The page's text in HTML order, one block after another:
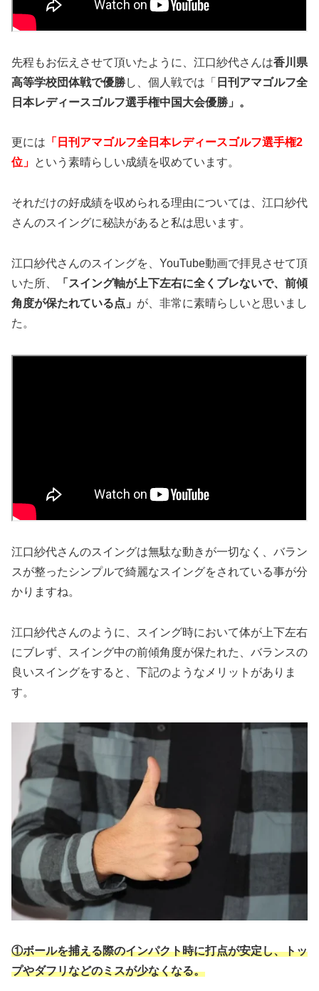
先程もお伝えさせて頂いたように、江口紗代さんは香川県
高等学校団体戦で優勝し、個人戦では「 日刊アマゴルフ全
日本レディースゴルフ選手権中国大会優勝」。
更には 「日刊アマゴルフ全日本レディースゴルフ選手権2
位」 という素晴らしい成績を収めています。
それだけの好成績を収められる理由については、江口紗代
さんのスイングに秘訣があると私は思います。
江口紗代さんのスイングを、YouTube動画で拝見させて頂
いた所、
「スイング軸が上下左右に全くブレないで、前傾
角度が保たれている点」 が、非常に素晴らしいと思いまし
た。
江口紗代さんのスイングは無駄な動きが一切なく、バラン
スが整ったシンプルで綺麗なスイングをされている事が分
かりますね。
江口紗代さんのように、スイング時において体が上下左右
にブレず、スイング中の前傾角度が保たれた、バランスの
良いスイングをすると、下記のようなメリットがありま
す。
①ボールを捕える際のインパクト時に打点が安定し、トッ
プやダフリなどのミスが少なくなる。